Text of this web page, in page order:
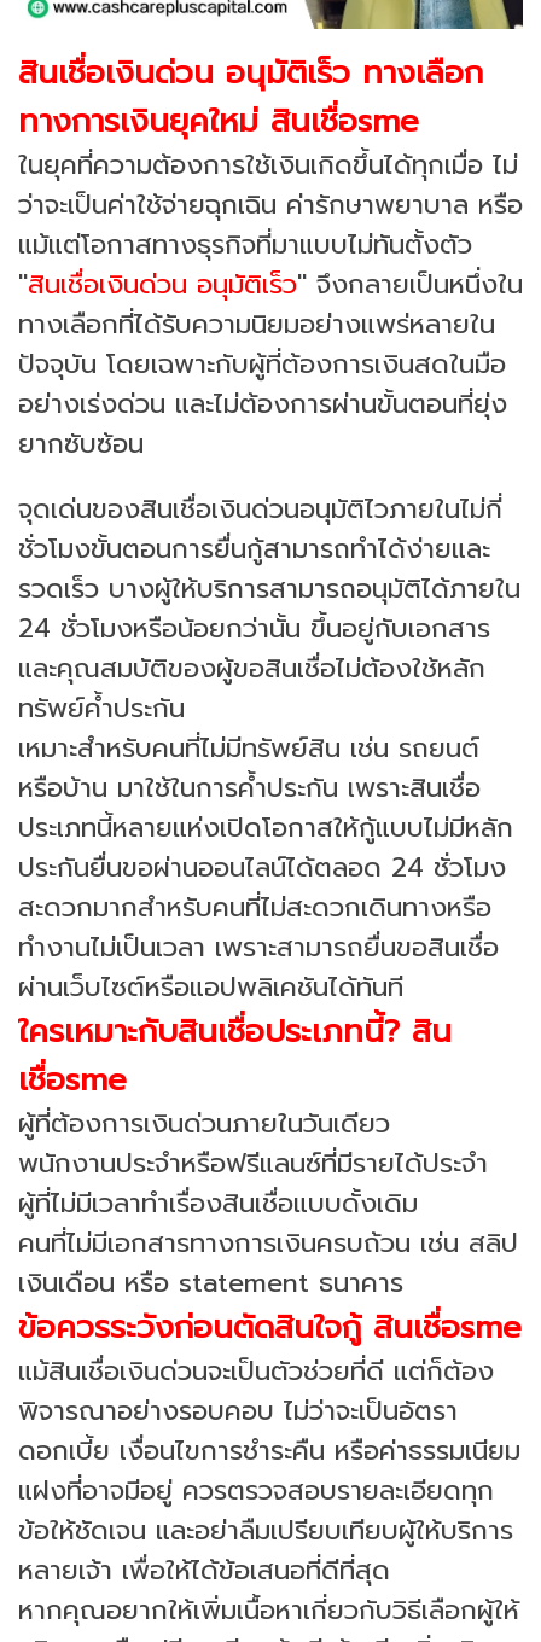
สินเชื่อเงินด่วน อนุมัติเร็ว ทางเลือก
ทางการเงินยุคใหม่ สินเชื่อsme
ในยุคที่ความต้องการใช้เงินเกิดขึ้นได้ทุกเมื่อ ไม่
ว่าจะเป็นค่าใช้จ่ายฉุกเฉิน ค่ารักษาพยาบาล หรือ
แม้แต่โอกาสทางธุรกิจที่มาแบบไม่ทันตั้งตัว
"สินเชื่อเงินด่วน อนุมัติเร็ว" จึงกลายเป็นหนึ่งใน
ทางเลือกที่ได้รับความนิยมอย่างแพร่หลายใน
ปัจจุบัน โดยเฉพาะกับผู้ที่ต้องการเงินสดในมือ
อย่างเร่งด่วน และไม่ต้องการผ่านขั้นตอนที่ยุ่ง
ยากซับซ้อน
จุดเด่นของสินเชื่อเงินด่วนอนุมัติไวภายในไม่กี่
ชั่วโมงขั้นตอนการยื่นกู้สามารถทำได้ง่ายและ
รวดเร็ว บางผู้ให้บริการสามารถอนุมัติได้ภายใน
24 ชั่วโมงหรือน้อยกว่านั้น ขึ้นอยู่กับเอกสาร
และคุณสมบัติของผู้ขอสินเชื่อไม่ต้องใช้หลัก
ทรัพย์ค้ำประกัน
เหมาะสำหรับคนที่ไม่มีทรัพย์สิน เช่น รถยนต์
หรือบ้าน มาใช้ในการค้ำประกัน เพราะสินเชื่อ
ประเภทนี้หลายแห่งเปิดโอกาสให้กู้แบบไม่มีหลัก
ประกันยื่นขอผ่านออนไลน์ได้ตลอด 24 ชั่วโมง
สะดวกมากสำหรับคนที่ไม่สะดวกเดินทางหรือ
ทำงานไม่เป็นเวลา เพราะสามารถยื่นขอสินเชื่อ
ผ่านเว็บไซต์หรือแอปพลิเคชันได้ทันที
ใครเหมาะกับสินเชื่อประเภทนี้? สิน
เชื่อsme
ผู้ที่ต้องการเงินด่วนภายในวันเดียว
พนักงานประจำหรือฟรีแลนซ์ที่มีรายได้ประจำ
ผู้ที่ไม่มีเวลาทำเรื่องสินเชื่อแบบดั้งเดิม
คนที่ไม่มีเอกสารทางการเงินครบถ้วน เช่น สลิป
เงินเดือน หรือ statement ธนาคาร
ข้อควรระวังก่อนตัดสินใจกู้ สินเชื่อsme
แม้สินเชื่อเงินด่วนจะเป็นตัวช่วยที่ดี แต่ก็ต้อง
พิจารณาอย่างรอบคอบ ไม่ว่าจะเป็นอัตรา
ดอกเบี้ย เงื่อนไขการชำระคืน หรือค่าธรรมเนียม
แฝงที่อาจมีอยู่ ควรตรวจสอบรายละเอียดทุก
ข้อให้ชัดเจน และอย่าลืมเปรียบเทียบผู้ให้บริการ
หลายเจ้า เพื่อให้ได้ข้อเสนอที่ดีที่สุด
หากคุณอยากให้เพิ่มเนื้อหาเกี่ยวกับวิธีเลือกผู้ให้